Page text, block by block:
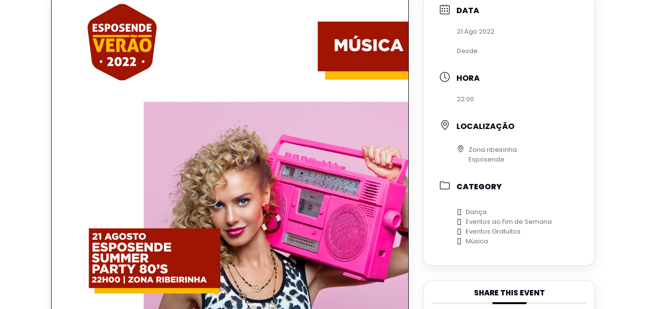
DATA
21 Ago 2022
Desde
HORA
22:00
LOCALIZAÇÃO
Zona ribeirinha
Esposende
CATEGORY
Dança
Eventos ao Fim de Semana
Eventos Gratuitos
Música
SHARE THIS EVENT